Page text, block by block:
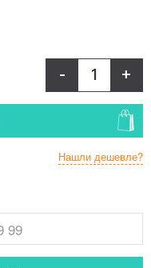
- +
Нашли дешевле?